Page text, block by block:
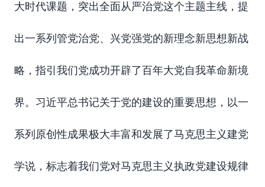
大时代课题，突出全面从严治党这个主题主线，提
出一系列管党治党、兴党强党的新理念新思想新战
略，指引我们党成功开辟了百年大党自我革命新境
界。习近平总书记关于党的建设的重要思想，以一
系列原创性成果极大丰富和发展了马克思主义建党
学说，标志着我们党对马克思主义执政党建设规律